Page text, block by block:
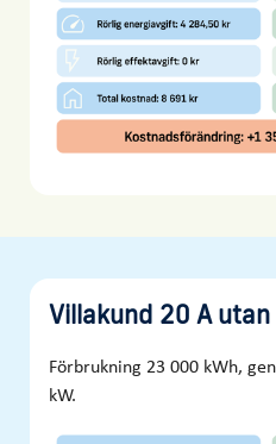
Villakund 20 A
Förbrukning 23 000 kWh,
kW.